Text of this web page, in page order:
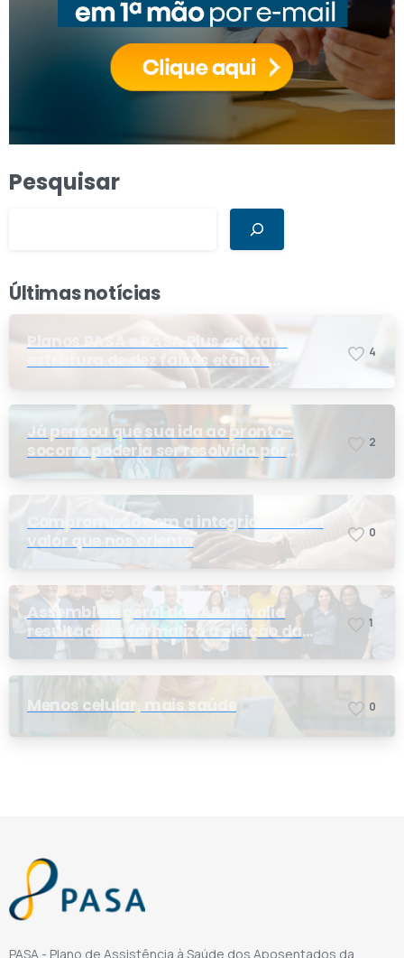
Pesquisar
Últimas notícias
Planos PASA e PASA Plus adotam
estrutura de dez faixas etárias
conforme exigência da ANS e do STF
4
Já pensou que sua ida ao pronto-
socorro poderia ser resolvida por
telemedicina?
2
Compromisso com a integridade: um
valor que nos orienta
0
Assembleia geral do PASA avalia
resultados e formaliza a eleição da
nova conselheira
1
Menos celular, mais saúde 0
PASA - Plano de Assistência à Saúde dos Aposentados da